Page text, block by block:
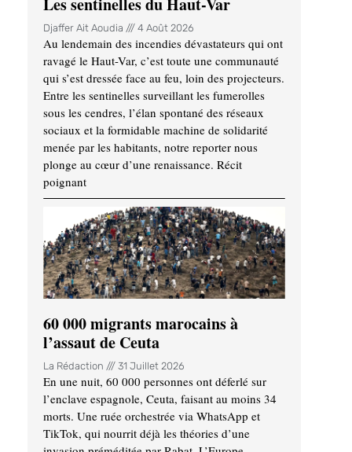
Djaffer Ait Aoudia 4 Août 2026
Au lendemain des incendies dévastateurs qui ont
ravagé le Haut-Var, c’est toute une communauté
qui s’est dressée face au feu, loin des projecteurs.
Entre les sentinelles surveillant les fumerolles
sous les cendres, l’élan spontané des réseaux
sociaux et la formidable machine de solidarité
menée par les habitants, notre reporter nous
plonge au cœur d’une renaissance. Récit
poignant
60 000 migrants marocains à
l’assaut de Ceuta
La Rédaction 31 Juillet 2026
En une nuit, 60 000 personnes ont déferlé sur
l’enclave espagnole, Ceuta, faisant au moins 34
morts. Une ruée orchestrée via WhatsApp et
TikTok, qui nourrit déjà les théories d’une